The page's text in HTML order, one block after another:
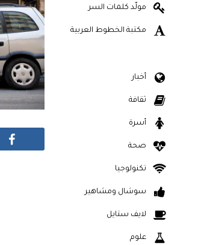
مولّد كلمات السر
مكتبة الخطوط العربية
أخبار
ثقافة
أسرة
صحة
تكنولوجيا
سوشال ومشاهير
لايف ستايل
علوم